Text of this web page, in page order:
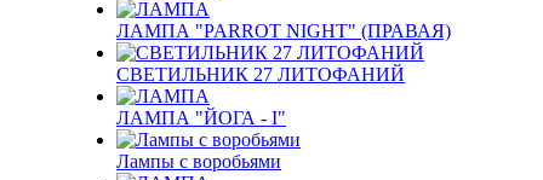
ЛАМПА "PARROT NIGHT" (ПРАВАЯ)
СВЕТИЛЬНИК 27 ЛИТОФАНИЙ
ЛАМПА "ЙОГА - I"
Лампы с воробьями